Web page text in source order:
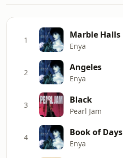
1 Marble Halls
Enya
2 Angeles
Enya
3 Black
Pearl Jam
4 Book of Days
Enya